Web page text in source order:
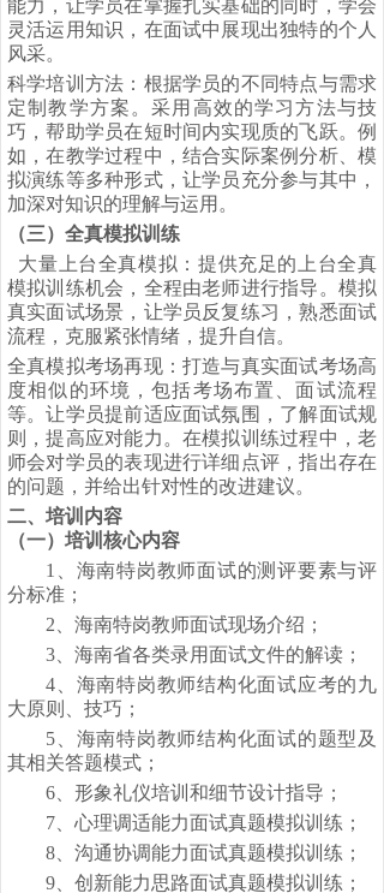
能力，让学员在掌握扎实基础的同时，学会
灵活运用知识，在面试中展现出独特的个人
风采。
科学培训方法：根据学员的不同特点与需求
定制教学方案。采用高效的学习方法与技
巧，帮助学员在短时间内实现质的飞跃。例
如，在教学过程中，结合实际案例分析、模
拟演练等多种形式，让学员充分参与其中，
加深对知识的理解与运用。
（三） 全真模拟训练
大量上台全真模拟：提供充足的上台全真
模拟训练机会，全程由老师进行指导。模拟
真实面试场景，让学员反复练习，熟悉面试
流程，克服紧张情绪，提升自信。
全真模拟考场再现：打造与真实面试考场高
度相似的环境，包括考场布置、面试流程
等。让学员提前适应面试氛围，了解面试规
则，提高应对能力。在模拟训练过程中，老
师会对学员的表现进行详细点评，指出存在
的问题，并给出针对性的改进建议。
二、 培训内容
（一） 培训核心内容
1、 海南特岗教师面试的测评要素与评
分标准；
2、 海南特岗教师面试现场介绍；
3、 海南省各类录用面试文件的解读；
4、 海南特岗教师结构化面试应考的九
大原则、技巧；
5、 海南特岗教师结构化面试的题型及
其相关答题模式；
6、 形象礼仪培训和细节设计指导；
7、 心理调适能力面试真题模拟训练；
8、 沟通协调能力面试真题模拟训练；
9、 创新能力思路面试真题模拟训练；